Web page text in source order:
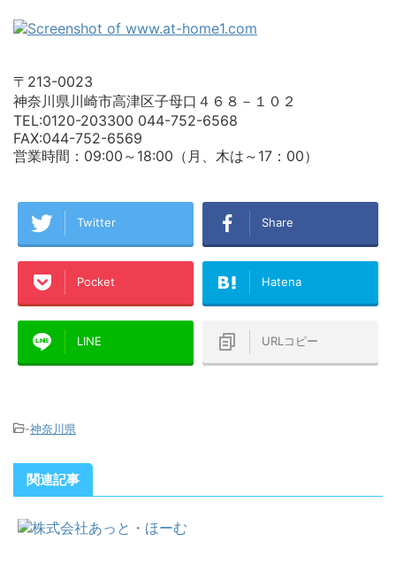
〒213-0023
神奈川県川崎市高津区子母口４６８－１０２
TEL:0120-203300 044-752-6568
FAX:044-752-6569
営業時間：09:00～18:00（月、木は～17：00）
Twitter Share
Pocket Hatena
LINE URLコピー
-神奈川県
関連記事